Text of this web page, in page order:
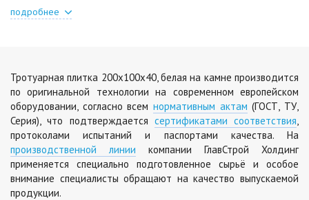
подробнее
Тротуарная плитка 200х100х40, белая на камне производится
по оригинальной технологии на современном европейском
оборудовании, согласно всем нормативным актам (ГОСТ, ТУ,
Серия), что подтверждается сертификатами соответствия
протоколами испытаний и паспортами качества. На
производственной линии компании ГлавСтрой Холдинг
применяется специально подготовленное сырьё и особое
внимание специалисты обращают на качество выпускаемой
продукции.